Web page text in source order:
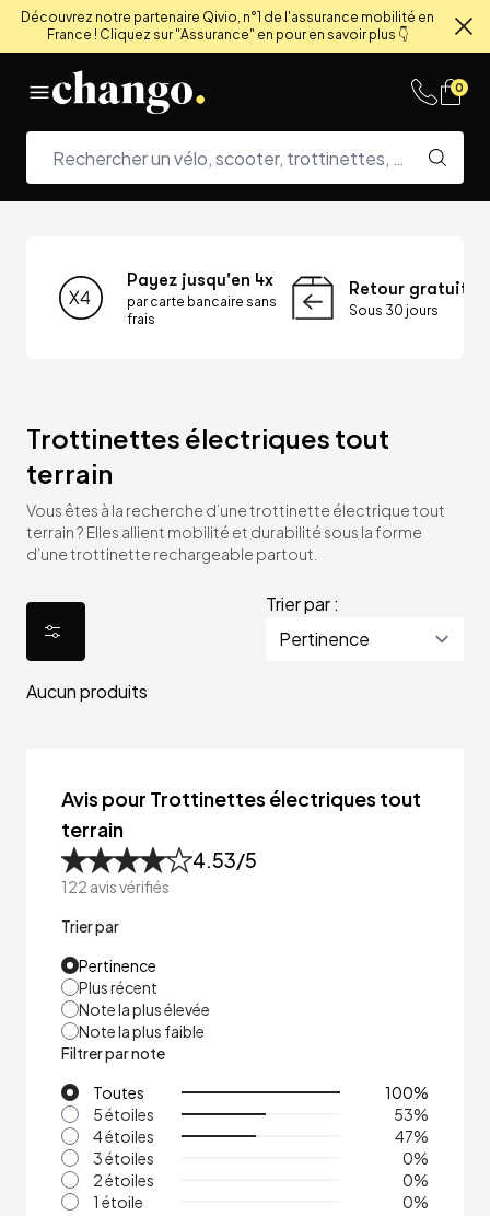
Découvrez notre partenaire Qivio, n°1 de l'assurance mobilité en
France ! Cliquez sur "Assurance" en pour en savoir plus 👇
0
Payez jusqu'en 4x
par carte bancaire sans
frais
Retour gratuit
Sous 30 jours
Trottinettes électriques tout
terrain
Vous êtes à la recherche d’une trottinette électrique tout
terrain ? Elles allient mobilité et durabilité sous la forme
d’une trottinette rechargeable partout.
Trier par :
Aucun produits
Avis pour Trottinettes électriques tout
terrain
4.53/5
122 avis vérifiés
Trier par
Pertinence
Plus récent
Note la plus élevée
Note la plus faible
Filtrer par note
Toutes
100%
5 étoiles
53%
4 étoiles
47%
3 étoiles
0%
2 étoiles
0%
1 étoile
0%